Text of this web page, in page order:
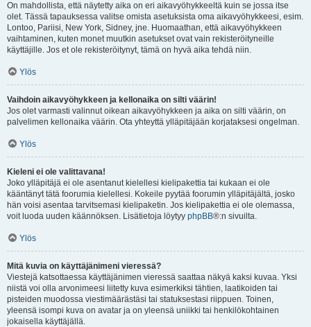
On mahdollista, että näytetty aika on eri aikavyöhykkeeltä kuin se jossa itse
olet. Tässä tapauksessa valitse omista asetuksista oma aikavyöhykkeesi, esim.
Lontoo, Pariisi, New York, Sidney, jne. Huomaathan, että aikavyöhykkeen
vaihtaminen, kuten monet muutkin asetukset ovat vain rekisteröityneille
käyttäjille. Jos et ole rekisteröitynyt, tämä on hyvä aika tehdä niin.
Ylös
Vaihdoin aikavyöhykkeen ja kellonaika on silti väärin!
Jos olet varmasti valinnut oikean aikavyöhykkeen ja aika on silti väärin, on
palvelimen kellonaika väärin. Ota yhteyttä ylläpitäjään korjataksesi ongelman.
Ylös
Kieleni ei ole valittavana!
Joko ylläpitäjä ei ole asentanut kielellesi kielipakettia tai kukaan ei ole
kääntänyt tätä foorumia kielellesi. Kokeile pyytää foorumin ylläpitäjältä, josko
hän voisi asentaa tarvitsemasi kielipaketin. Jos kielipakettia ei ole olemassa,
voit luoda uuden käännöksen. Lisätietoja löytyy phpBB®:n sivuilta.
Ylös
Mitä kuvia on käyttäjänimeni vieressä?
Viestejä katsottaessa käyttäjänimen vieressä saattaa näkyä kaksi kuvaa. Yksi
niistä voi olla arvonimeesi liitetty kuva esimerkiksi tähtien, laatikoiden tai
pisteiden muodossa viestimäärästäsi tai statuksestasi riippuen. Toinen,
yleensä isompi kuva on avatar ja on yleensä uniikki tai henkilökohtainen
jokaisella käyttäjällä.